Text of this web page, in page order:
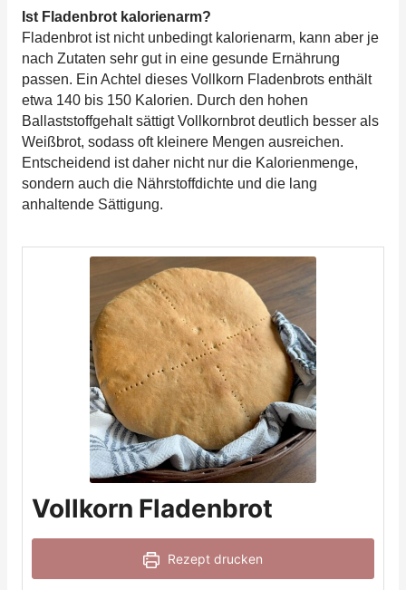
Ist Fladenbrot kalorienarm?
Fladenbrot ist nicht unbedingt kalorienarm, kann aber je
nach Zutaten sehr gut in eine gesunde Ernährung
passen. Ein Achtel dieses Vollkorn Fladenbrots enthält
etwa 140 bis 150 Kalorien. Durch den hohen
Ballaststoffgehalt sättigt Vollkornbrot deutlich besser als
Weißbrot, sodass oft kleinere Mengen ausreichen.
Entscheidend ist daher nicht nur die Kalorienmenge,
sondern auch die Nährstoffdichte und die lang
anhaltende Sättigung.
Vollkorn Fladenbrot
Rezept drucken